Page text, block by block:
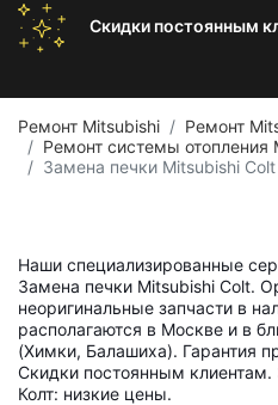
Скидки постоянным
Ремонт Mitsubishi
Ремонт
Ремонт системы отопления
Замена печки Mitsubishi Colt
Наши специализированные
Замена печки Mitsubishi Colt.
неоригинальные запчасти в
располагаются в Москве и в
(Химки, Балашиха). Гарантия
Скидки постоянным
Колт: низкие цены.